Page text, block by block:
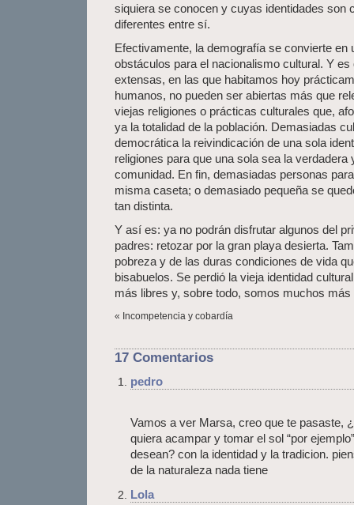
siquiera se conocen y cuyas identidades son
diferentes entre sí.
Efectivamente, la demografía se convierte en
obstáculos para el nacionalismo cultural. Y
extensas, en las que habitamos hoy
humanos, no pueden ser abiertas más que
viejas religiones o prácticas culturales que,
ya la totalidad de la población. Demasiadas
democrática la reivindicación de una sola
religiones para que una sola sea la verdadera
comunidad. En fin, demasiadas personas
misma caseta; o demasiado pequeña se
tan distinta.
Y así es: ya no podrán disfrutar algunos del
padres: retozar por la gran playa desierta.
pobreza y de las duras condiciones de vida
bisabuelos. Se perdió la vieja identidad
más libres y, sobre todo, somos muchos más
« Incompetencia y cobardía
17 Comentarios
pedro
Vamos a ver Marsa, creo que te pasaste,
quiera acampar y tomar el sol “por
desean? con la identidad y la tradicion.
de la naturaleza nada tiene
Lola